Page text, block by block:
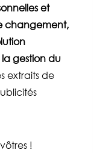
et
changement,
gestion du
extraits de
!